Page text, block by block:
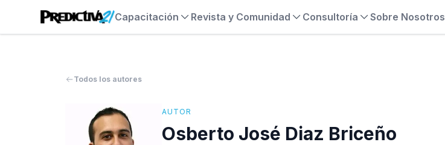
Capacitación Revista y Comunidad Consultoría Sobre Nosotros
Todos los autores
AUTOR
Osberto José Diaz Briceño